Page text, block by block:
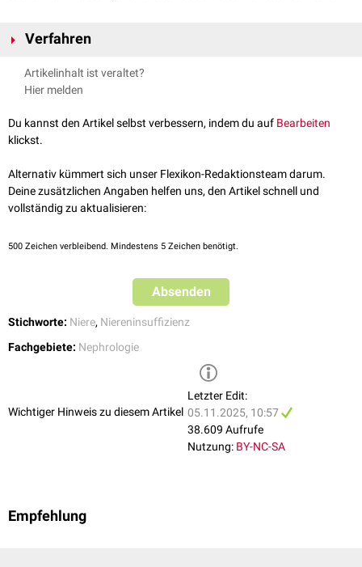
Verfahren
Unter die Nierenersatzverfahren fallen:
Hämodialyse
Hämodiafiltration
Peritonealdialyse
Ultrafiltration
Nierenersatzverfahren könnenintermittierend (3-5 Stunden alle 1-2
Tage) oderkontinuierlich(24 Stunden über mehrere Tage) durchgeführt
Restnierenfunktion auch alsinkrementelle Dialyse
) können über diese Verfahren nicht ersetzt oder imitiert
siehe auch:kontinuierliche Nierenersatzverfahren
Artikelinhalt ist veraltet?
Hier melden
Du kannst den Artikel selbst verbessern, indem du auf Bearbeiten
klickst.
Alternativ kümmert sich unser Flexikon-Redaktionsteam darum.
Deine zusätzlichen Angaben helfen uns, den Artikel schnell und
vollständig zu aktualisieren:
500 Zeichen verbleibend. Mindestens 5 Zeichen benötigt.
Absenden
Stichworte: Niere, Niereninsuffizienz
Fachgebiete: Nephrologie
Wichtiger Hinweis zu diesem Artikel
Letzter Edit:
05.11.2025, 10:57
38.609 Aufrufe
Nutzung: BY-NC-SA
Empfehlung